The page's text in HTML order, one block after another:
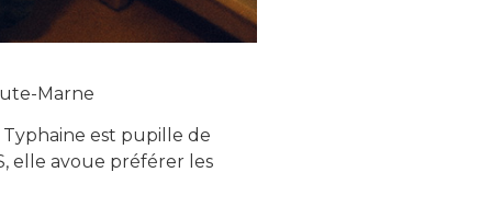
Marne
Typhaine est pupille de
elle avoue préférer les